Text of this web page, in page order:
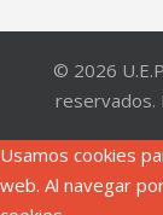
© 2026
reservados.
Usamos cookies
web. Al navegar